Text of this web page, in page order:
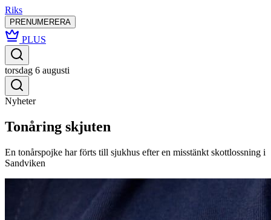
Riks
PRENUMERERA
PLUS
torsdag 6 augusti
Nyheter
Tonåring skjuten
En tonårspojke har förts till sjukhus efter en misstänkt skottlossning i
Sandviken